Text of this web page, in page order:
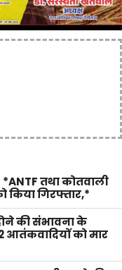
तथा कोतवाली
किया गिरफ्तार,*
की संभावना के
आतंकवादियों को मार